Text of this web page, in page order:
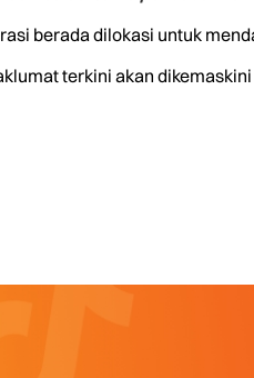
berada dilokasi untuk
terkini akan